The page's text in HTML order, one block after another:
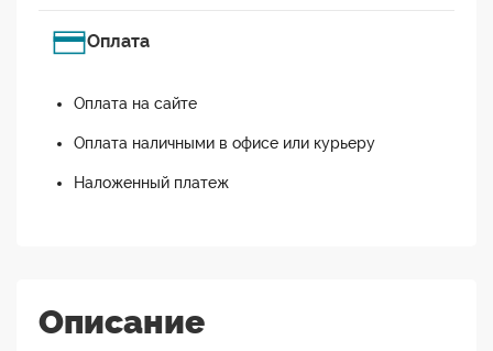
Оплата
Оплата на сайте
Оплата наличными в офисе или курьеру
Наложенный платеж
Описание